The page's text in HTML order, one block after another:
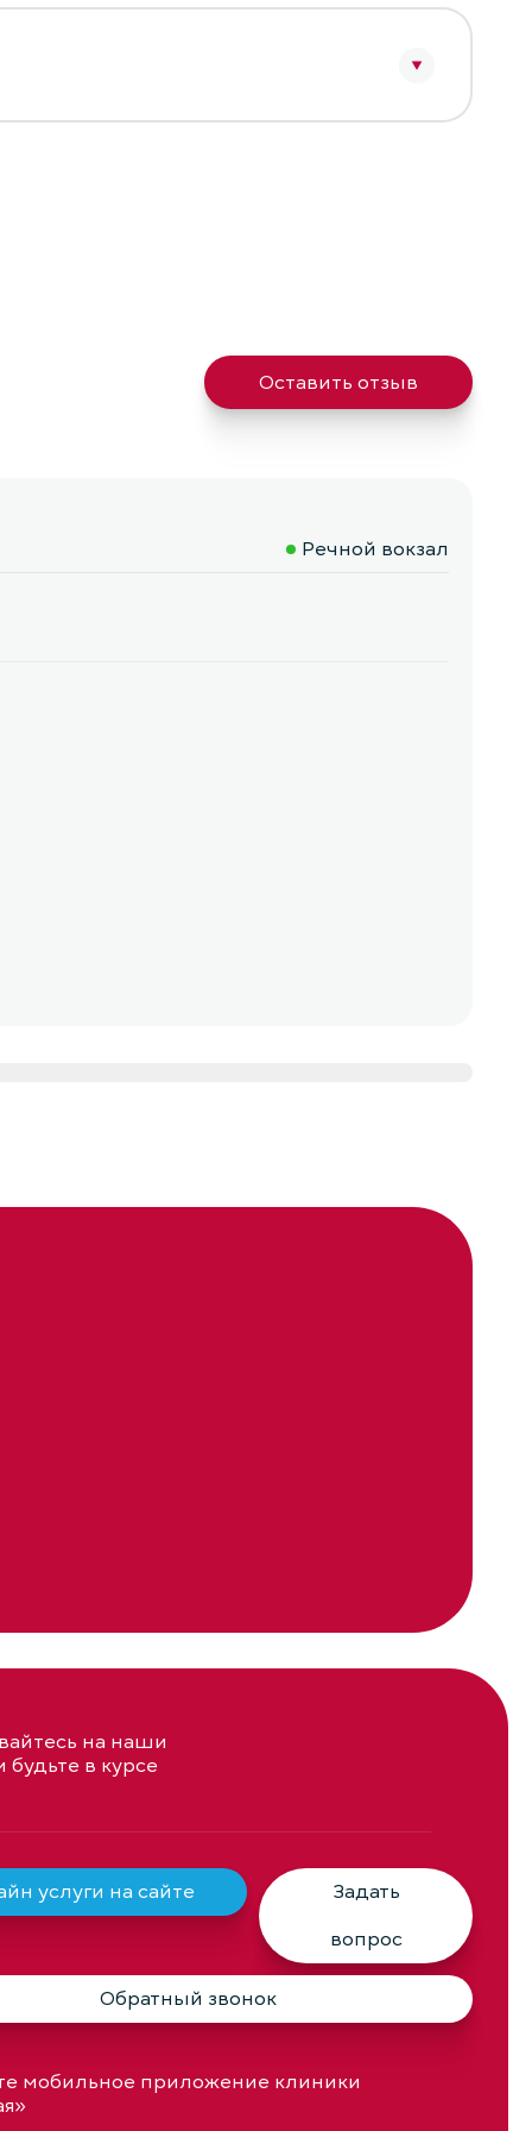
Оставить отзыв
Речной вокзал
на наши
будьте в курсе
услуги на сайте
Задать
вопрос
Обратный звонок
мобильное приложение клиники